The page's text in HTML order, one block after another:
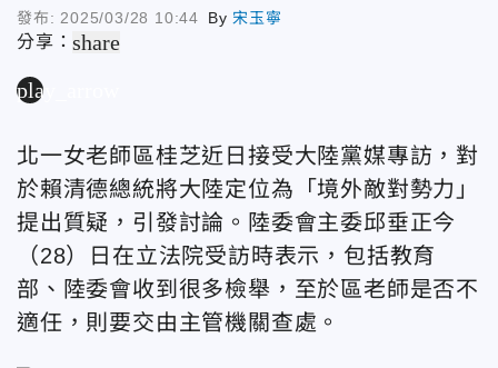
發布: 2025/03/28 10:44 By 宋玉寧
分享：share
play_arrow
北一女老師區桂芝近日接受大陸黨媒專訪，對
於賴清德總統將大陸定位為「境外敵對勢力」
提出質疑，引發討論。陸委會主委邱垂正今
（28）日在立法院受訪時表示，包括教育
部、陸委會收到很多檢舉，至於區老師是否不
適任，則要交由主管機關查處。